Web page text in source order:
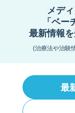
メデ
「ベ
最新情報
(治療法や治験
最